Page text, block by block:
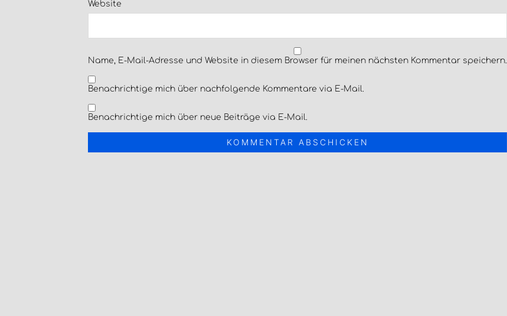
Website
Name, E-Mail-Adresse und Website in diesem Browser für meinen nächsten Kommentar speichern.
Benachrichtige mich über nachfolgende Kommentare via E-Mail.
Benachrichtige mich über neue Beiträge via E-Mail.